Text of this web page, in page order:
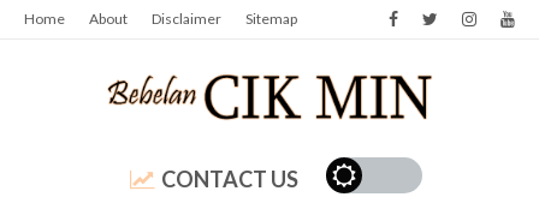
Home About Disclaimer Sitemap
CONTACT US